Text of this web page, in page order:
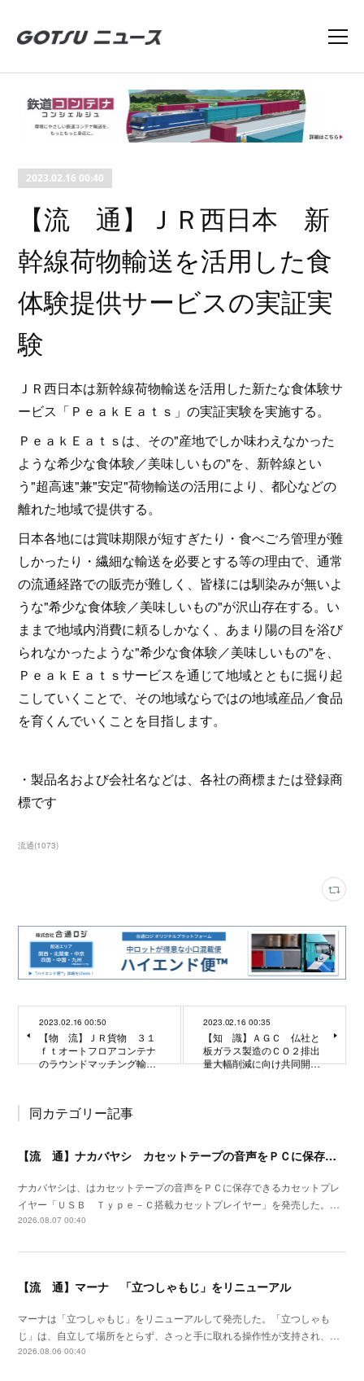
2023.02.16 00:40
【流 通】ＪＲ西日本 新
幹線荷物輸送を活用した食
体験提供サービスの実証実
験
ＪＲ西日本は新幹線荷物輸送を活用した新たな食体験サ
ービス「ＰｅａｋＥａｔｓ」の実証実験を実施する。
ＰｅａｋＥａｔｓは、その"産地でしか味わえなかった
ような希少な食体験／美味しいもの"を、新幹線とい
う"超高速"兼"安定"荷物輸送の活用により、都心などの
離れた地域で提供する。
日本各地には賞味期限が短すぎたり・食べごろ管理が難
しかったり・繊細な輸送を必要とする等の理由で、通常
の流通経路での販売が難しく、皆様には馴染みが無いよ
うな"希少な食体験／美味しいもの"が沢山存在する。い
ままで地域内消費に頼るしかなく、あまり陽の目を浴び
られなかったような"希少な食体験／美味しいもの"を、
ＰｅａｋＥａｔｓサービスを通じて地域とともに掘り起
こしていくことで、その地域ならではの地域産品／食品
を育くんでいくことを目指します。
・製品名および会社名などは、各社の商標または登録商
標です
流通(1073)
2023.02.16 00:50
【物 流】ＪＲ貨物 ３１
ｆｔオートフロアコンテナ
のラウンドマッチング輸…
2023.02.16 00:35
【知 識】ＡＧＣ 仏社と
板ガラス製造のＣＯ２排出
量大幅削減に向け共同開…
同カテゴリー記事
【流 通】ナカバヤシ カセットテープの音声をＰＣに保存できるプレイヤーを発売
ナカバヤシは、はカセットテープの音声をＰＣに保存できるカセットプレ
イヤー「ＵＳＢ Ｔｙｐｅ－Ｃ搭載カセットプレイヤー」を発売した。…
2026.08.07 00:40
【流 通】マーナ 「立つしゃもじ」をリニューアル
マーナは「立つしゃもじ」をリニューアルして発売した。「立つしゃも
じ」は、自立して場所をとらず、さっと手に取れる操作性が支持され、…
2026.08.06 00:40